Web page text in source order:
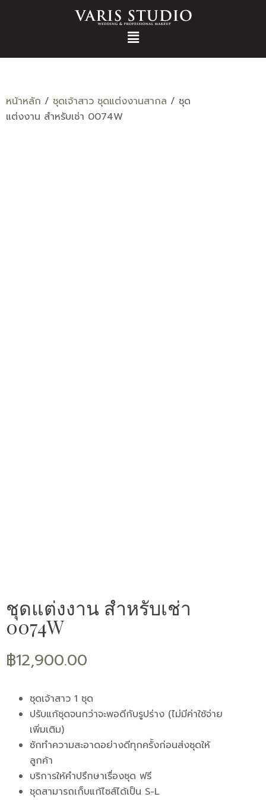
หน้าหลัก / ชุดเจ้าสาว ชุดแต่งงานสากล / ชุด
แต่งงาน สำหรับเช่า 0074W
ชุดแต่งงาน สำหรับเช่า
0074W
฿12,900.00
ชุดเจ้าสาว 1 ชุด
ปรับแก้ชุดจนกว่าจะพอดีกับรูปร่าง (ไม่มีค่าใช้จ่าย
เพิ่มเติม)
ซักทำความสะอาดอย่างดีทุกครั้งก่อนส่งชุดให้
ลูกค้า
บริการให้คำปรึกษาเรื่องชุด ฟรี
ชุดสามารถเก็บแก้ไซส์ได้เป็น S-L